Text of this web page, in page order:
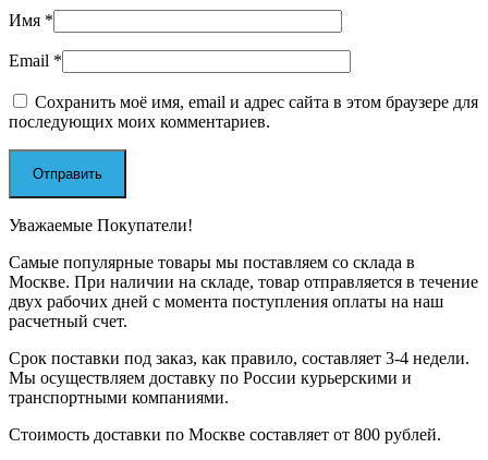
Имя *
Email *
Сохранить моё имя, email и адрес сайта в этом браузере для
последующих моих комментариев.
Уважаемые Покупатели!
Самые популярные товары мы поставляем со склада в
Москве. При наличии на складе, товар отправляется в течение
двух рабочих дней с момента поступления оплаты на наш
расчетный счет.
Срок поставки под заказ, как правило, составляет 3-4 недели.
Мы осуществляем доставку по России курьерскими и
транспортными компаниями.
Стоимость доставки по Москве составляет от 800 рублей.